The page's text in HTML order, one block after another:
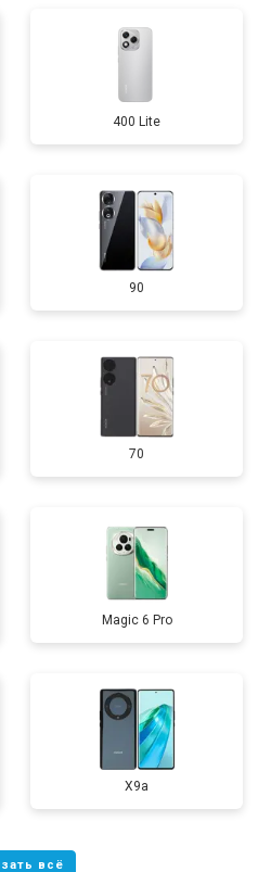
400 Lite
90
70
Magic 6 Pro
X9a